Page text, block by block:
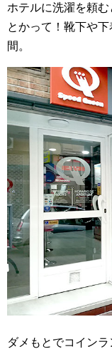
ホテルに洗濯を頼
とかって！靴下や
間。
ダメもとでコイン